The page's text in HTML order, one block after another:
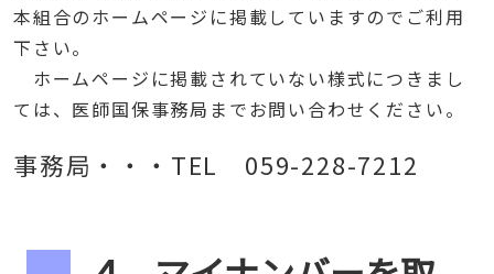
本組合のホームページに掲載していますのでご利用
下さい。
ホームページに掲載されていない様式につきまし
ては、医師国保事務局までお問い合わせください。
事務局・・・TEL 059-228-7212